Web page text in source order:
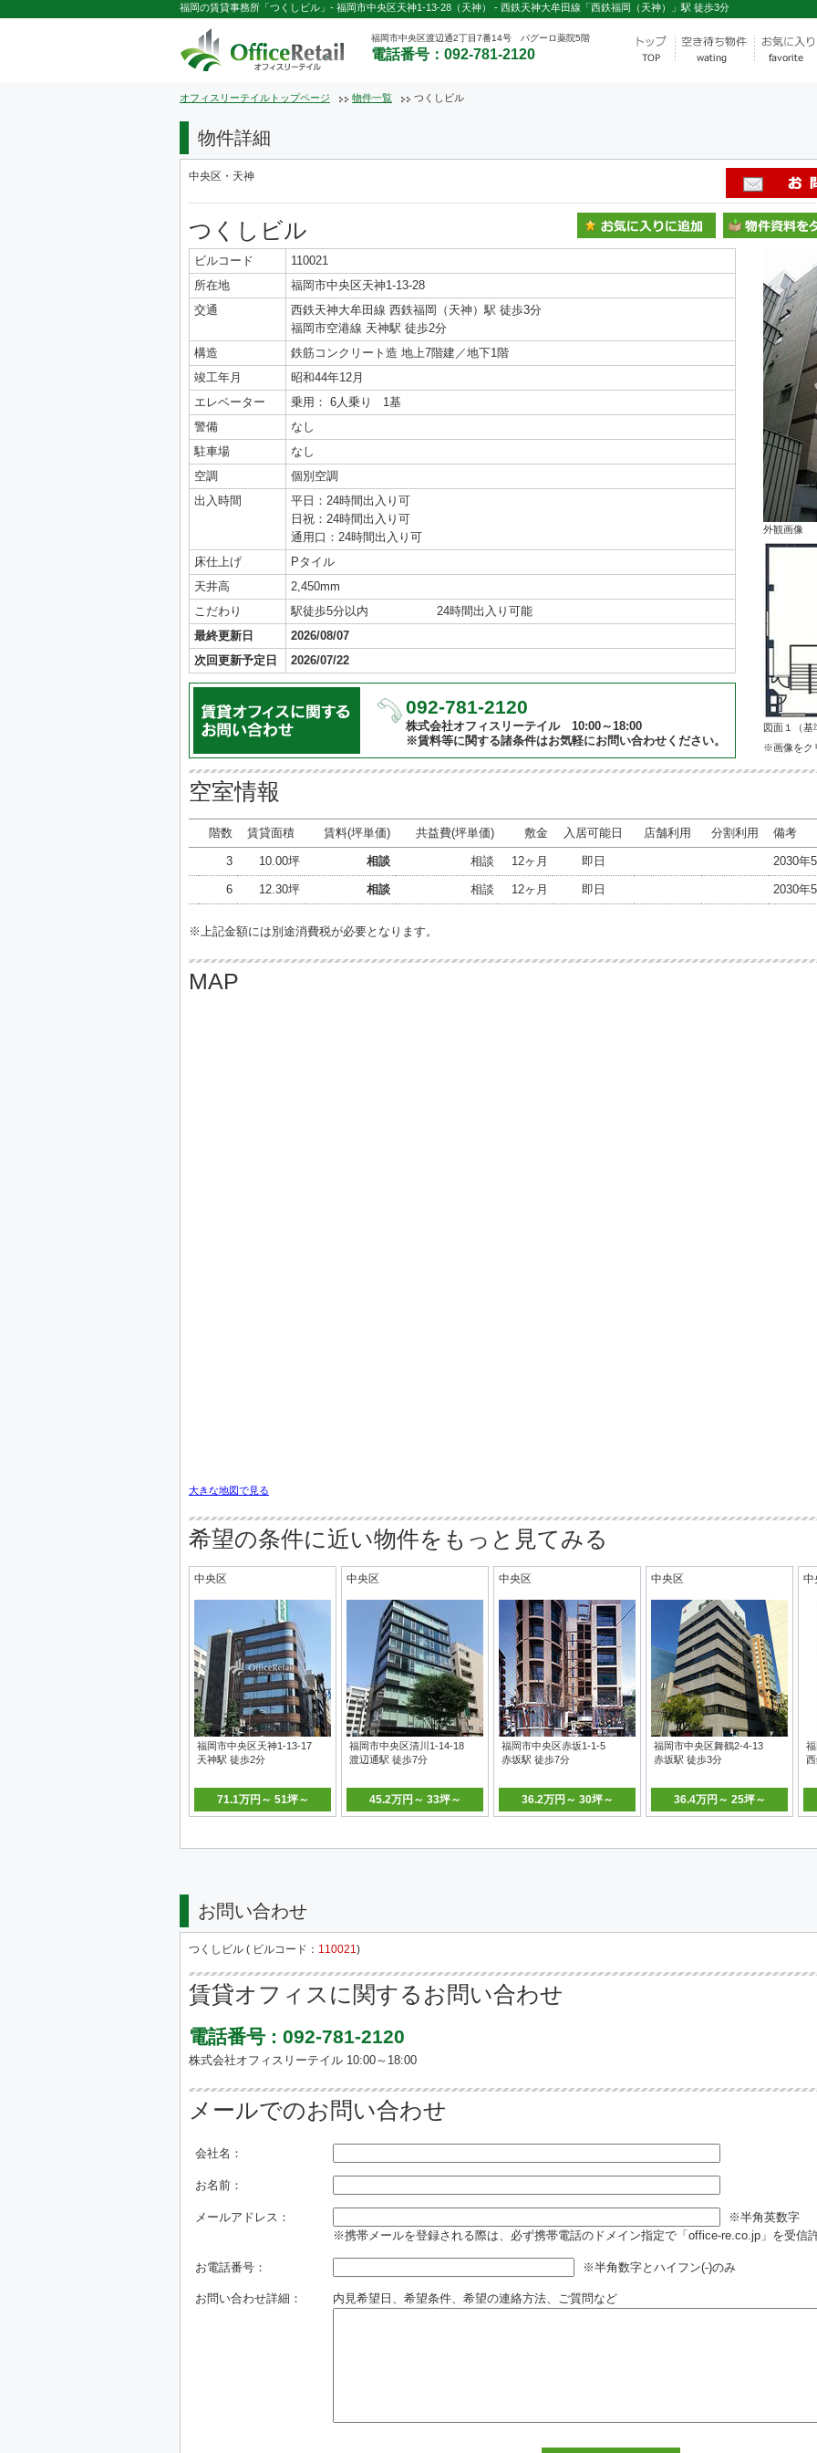
福岡の賃貸事務所「つくしビル」- 福岡市中央区天神1-13-28（天神） - 西鉄天神大牟田線「西鉄福岡（天神）」駅 徒歩3分
福岡市中央区渡辺通2丁目7番14号 パグーロ薬院5階
電話番号：092-781-2120
オフィスリーテイルトップページ 物件一覧 つくしビル
物件詳細
中央区・天神
つくしビル
ビルコード
110021
所在地
福岡市中央区天神1-13-28
交通
西鉄天神大牟田線 西鉄福岡（天神）駅 徒歩3分
福岡市空港線 天神駅 徒歩2分
構造
鉄筋コンクリート造 地上7階建／地下1階
竣工年月
昭和44年12月
エレベーター
乗用： 6人乗り 1基
警備
なし
駐車場
なし
空調
個別空調
出入時間
平日：24時間出入り可
日祝：24時間出入り可
通用口：24時間出入り可
床仕上げ
Pタイル
天井高
2,450mm
こだわり
駅徒歩5分以内
24時間出入り可能
最終更新日
2026/08/07
次回更新予定日
2026/07/22
092-781-2120
株式会社オフィスリーテイル 10:00～18:00
※賃料等に関する諸条件はお気軽にお問い合わせください。
外観画像
図面１（基
※画像をク
空室情報
階数 賃貸面積 賃料(坪単価) 共益費(坪単価) 敷金 入居可能日 店舗利用 分割利用 備考
3 10.00坪 相談 相談 12ヶ月 即日 2030年
6 12.30坪 相談 相談 12ヶ月 即日 2030年
※上記金額には別途消費税が必要となります。
MAP
大きな地図で見る
希望の条件に近い物件をもっと見てみる
中央区
福岡市中央区天神1-13-17
天神駅 徒歩2分
71.1万円～ 51坪～
中央区
福岡市中央区清川1-14-18
渡辺通駅 徒歩7分
45.2万円～ 33坪～
中央区
福岡市中央区赤坂1-1-5
赤坂駅 徒歩7分
36.2万円～ 30坪～
中央区
福岡市中央区舞鶴2-4-13
赤坂駅 徒歩3分
36.4万円～ 25坪～
中
お問い合わせ
つくしビル ( ビルコード： 110021)
賃貸オフィスに関するお問い合わせ
電話番号 : 092-781-2120
株式会社オフィスリーテイル 10:00～18:00
メールでのお問い合わせ
会社名：
お名前：
メールアドレス：
※半角英数字
※携帯メールを登録される際は、必ず携帯電話のドメイン指定で「office-re.co.jp」を受信
お電話番号： ※半角数字とハイフン(-)のみ
お問い合わせ詳細： 内見希望日、希望条件、希望の連絡方法、ご質問など